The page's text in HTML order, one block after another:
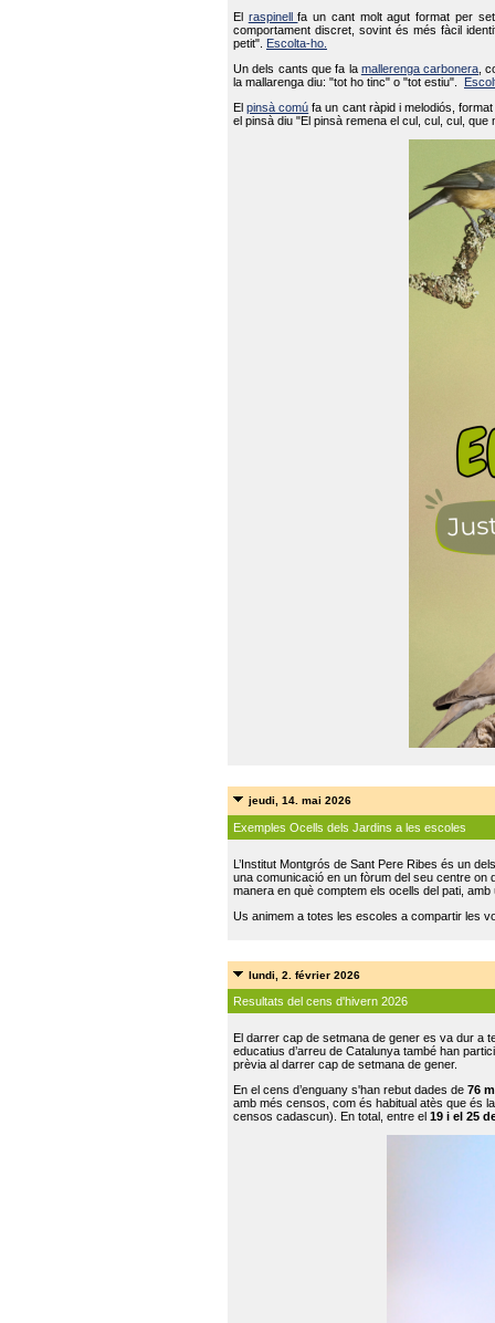
El raspinellfa un cant molt agut format per
comportament discret, sovint és més fàcil
petit".
Escolta-ho.
Un dels cants que fa la mallerenga carbonera ,
la mallarenga diu: "tot ho tinc" o "tot estiu".
Elpinsà comú fa un cant ràpid i melodiós,
el pinsà diu "El pinsà remena el cul, cul, cul,
jeudi, 14. mai 2026
Exemples Ocells dels Jardins a les escoles
L’Institut Montgrós de Sant Pere Ribes és un
una comunicació en un fòrum del seu centre on
manera en què comptem els ocells del pati,
Us animem a totes les escoles a compartir les
lundi, 2. février 2026
Resultats del cens d'hivern 2026
El darrer cap de setmana de gener es va dur a
educatius d’arreu de Catalunya també han
prèvia al darrer cap de setmana de gener.
En el cens d’enguany s'han rebut dades de 76
amb més censos, com és habitual atès que és
censos cadascun). En total, entre el 19 i el 25